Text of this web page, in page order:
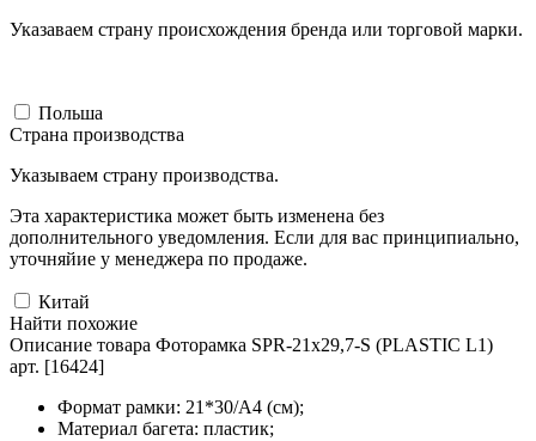
Указаваем страну происхождения бренда или торговой марки.
Польша
Страна производства
Указываем страну производства.
Эта характеристика может быть изменена без
дополнительного уведомления. Если для вас принципиально,
уточняйие у менеджера по продаже.
Китай
Найти похожие
Описание товара Фоторамка SPR-21x29,7-S (PLASTIC L1)
арт. [16424]
Формат рамки: 21*30/А4 (см);
Материал багета: пластик;